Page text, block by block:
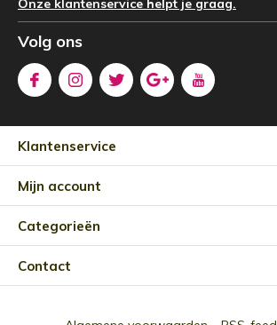
Onze klantenservice helpt je graag.
Volg ons
Klantenservice
Mijn account
Categorieën
Contact